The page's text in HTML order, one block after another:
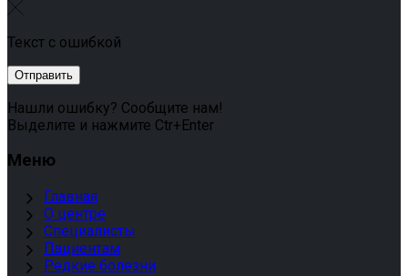
Текст с ошибкой
Нашли ошибку? Сообщите нам!
Выделите и нажмите Ctr+Enter
Меню
Главная
О центре
Специалисты
Пациентам
Редкие болезни